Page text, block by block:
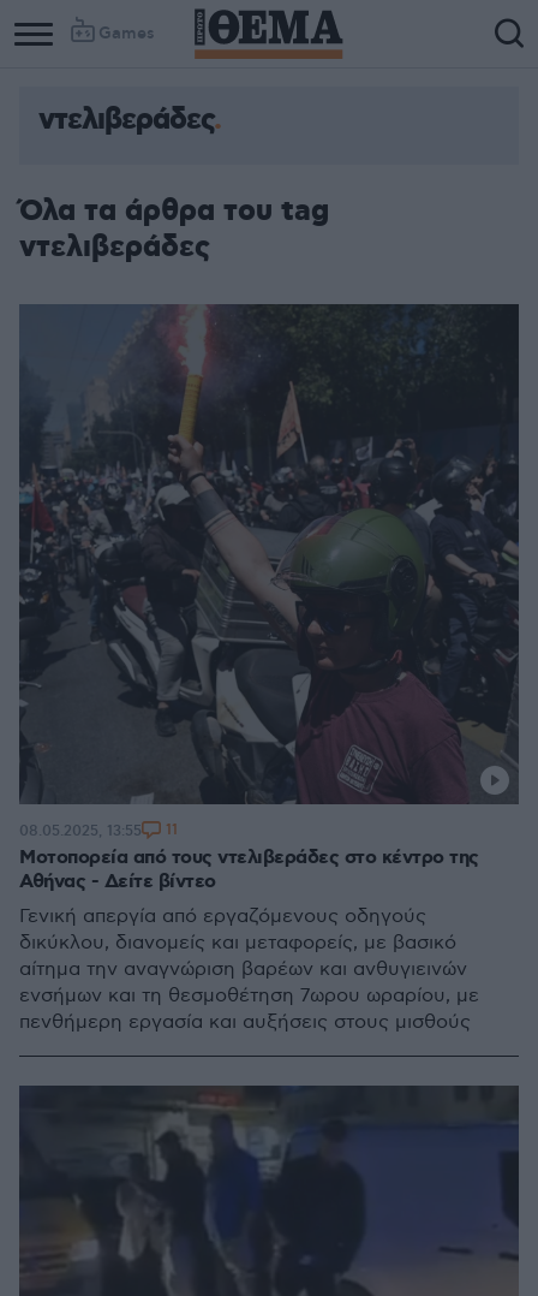
Games
ντελιβεράδες
Όλα τα άρθρα του tag
ντελιβεράδες
Μοτοπορεία από τους ντελιβεράδες στο κέντρο της
Αθήνας - Δείτε βίντεο
Γενική απεργία από εργαζόμενους οδηγούς
δικύκλου, διανομείς και μεταφορείς, με βασικό
αίτημα την αναγνώριση βαρέων και ανθυγιεινών
ενσήμων και τη θεσμοθέτηση 7ωρου ωραρίου, με
πενθήμερη εργασία και αυξήσεις στους μισθούς
08.05.2025, 13:55 11